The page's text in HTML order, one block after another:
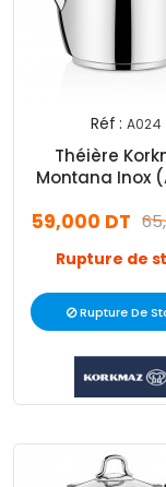
Réf : A024
Théière
Montana Inox
59,000 DT
Rupture de
Rupture De